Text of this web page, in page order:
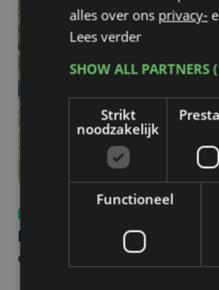
Net voor kraker tegen
op Anderlecht uitgesteld door
alles over ons privacy-
Lees verder
SHOW ALL PARTNERS
Strikt
noodzakelijk
Functioneel